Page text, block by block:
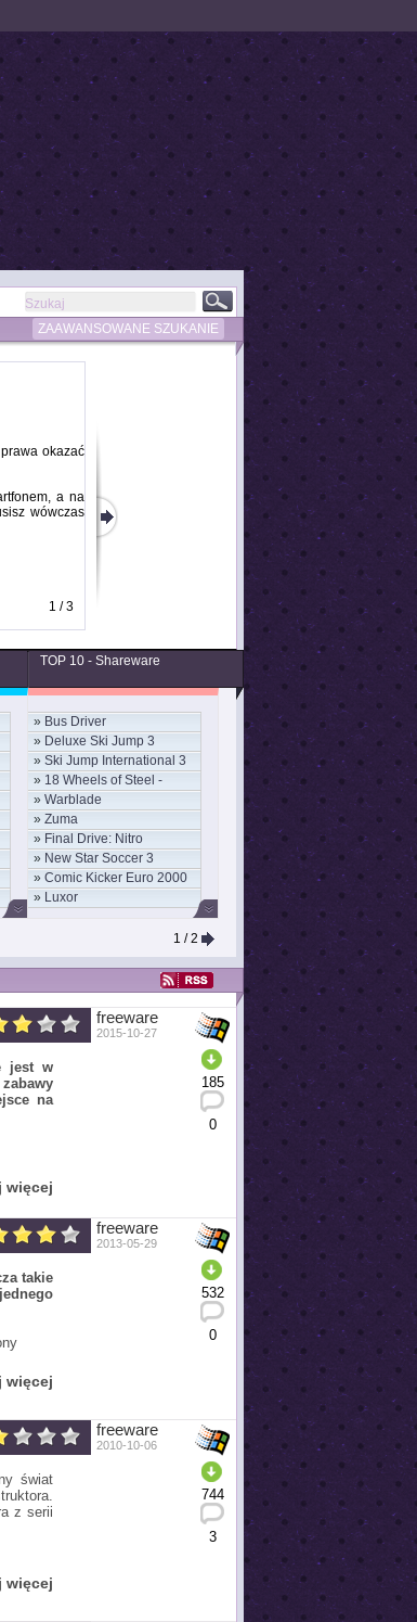
ZAAWANSOWANE SZUKANIE
okazać
a na
wówczas
1 / 3
TOP 10 - Shareware
» Bus Driver
» Deluxe Ski Jump 3
» Ski Jump International 3
» 18 Wheels of Steel -
Convoy
» Warblade
» Zuma
» Final Drive: Nitro
» New Star Soccer 3
» Comic Kicker Euro 2000
» Luxor
1 / 2
freeware
2015-10-27
185
0
jest w
na
więcej
freeware
2013-05-29
532
0
takie
więcej
freeware
2010-10-06
744
3
świat
z serii
więcej